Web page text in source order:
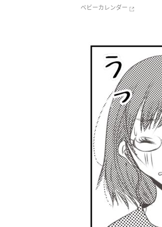
ベビーカレンダー